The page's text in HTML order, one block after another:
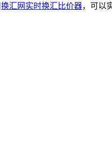
换汇网实时换汇比价器，可以